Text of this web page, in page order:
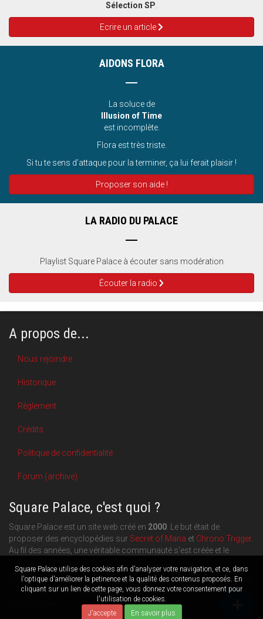
Square Palace utilise des cookies afin d'analyser votre navigation, et ce, dans
l'optique d'améliorer la petinence et la qualité des contenus proposés. En
cliquant sur un lien de cette page, vous donnez votre consentement pour
l'utilisation de cookies.
J'accepte
En savoir plus
Sélection SP.
Ecrire un article
AIDONS FLORA
La soluce de
Illusion of Time
est incomplète.
Flora est très triste.
Si tu te sens d’attaque pour la terminer, ça lui ferait plaisir !
Proposer son aide !
LA RADIO DU PALACE
Playlist Square Palace à écouter sans modération
Écouter la radio
A propos de...
Nous rejoindre
Historique
Règlement
Crédits
Politique de confidentialité
Forum (archive)
Square Palace, c'est quoi ?
Square Palace est un site web créé en 2000. Le but était de
proposer des encyclopédies sur Secret of Mana et Chrono Trigger.
Au fil des années, une véritable communauté s'est créée et le
Aujourd'hui, Square Palace c'est aussi une plateforme de blogging
orientéeRPG, Retrogamingetculture geek: chacun publie ce